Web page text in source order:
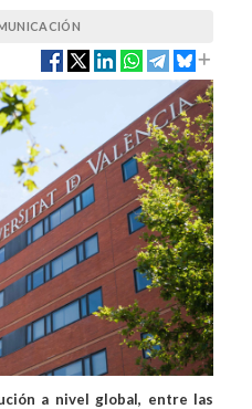
a nivel global, entre las